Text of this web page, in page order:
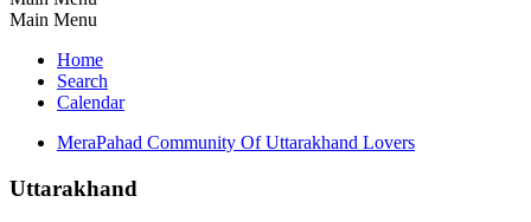
Main Menu
Home
Search
Calendar
MeraPahad Community Of Uttarakhand Lovers
Uttarakhand